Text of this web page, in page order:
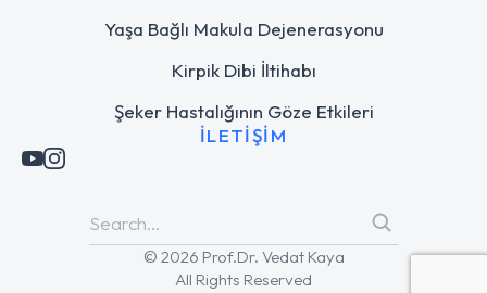
Yaşa Bağlı Makula Dejenerasyonu
Kirpik Dibi İltihabı
Şeker Hastalığının Göze Etkileri
İLETIŞIM
© 2026 Prof.Dr. Vedat Kaya
All Rights Reserved